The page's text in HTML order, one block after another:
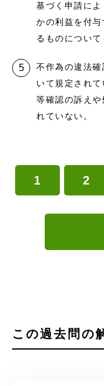
基づく申請に
かの利益を付
るものについて
不作為の違法
いて規定され
等確認の訴えや
れていない。
1 2
この過去問の